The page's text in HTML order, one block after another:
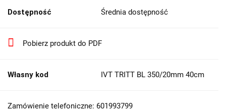
Dostępność Średnia dostępność
Pobierz produkt do PDF
Własny kod IVT TRITT BL 350/20mm 40cm
Zamówienie telefoniczne: 601993799